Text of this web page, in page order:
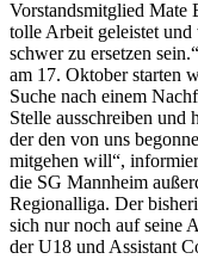
Vorstandsmitglied Mate
tolle Arbeit geleistet
schwer zu ersetzen
am 17. Oktober starten
Suche nach einem
Stelle ausschreiben und
der den von uns
mitgehen will“,
die SG Mannheim
Regionalliga. Der
sich nur noch auf seine
der U18 und Assistant